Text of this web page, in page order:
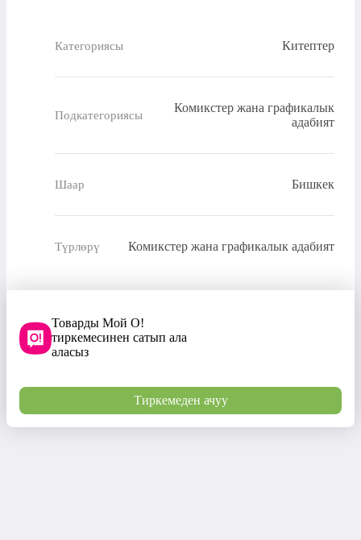
Категориясы Китептер
Подкатегориясы
Комикстер жана графикалык
адабият
Шаар Бишкек
Түрлөрү Комикстер жана графикалык адабият
Товарды Мой О!
тиркемесинен сатып ала
аласыз
Тиркемеден ачуу